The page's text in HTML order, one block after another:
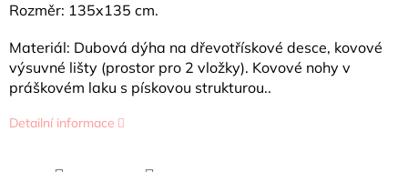
Rozměr: 135x135 cm.
Materiál: Dubová dýha na dřevotřískové desce, kovové
výsuvné lišty (prostor pro 2 vložky). Kovové nohy v
práškovém laku s pískovou strukturou..
Detailní informace